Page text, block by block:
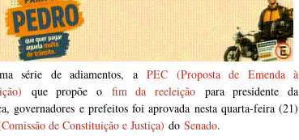
série de adiamentos, aPEC (Proposta de Emenda à
que propõe o fim da reeleição para presidente da
governadores e prefeitos foi aprovada nesta quarta-feira (21)
de Constituição e Justiça) doSenado.